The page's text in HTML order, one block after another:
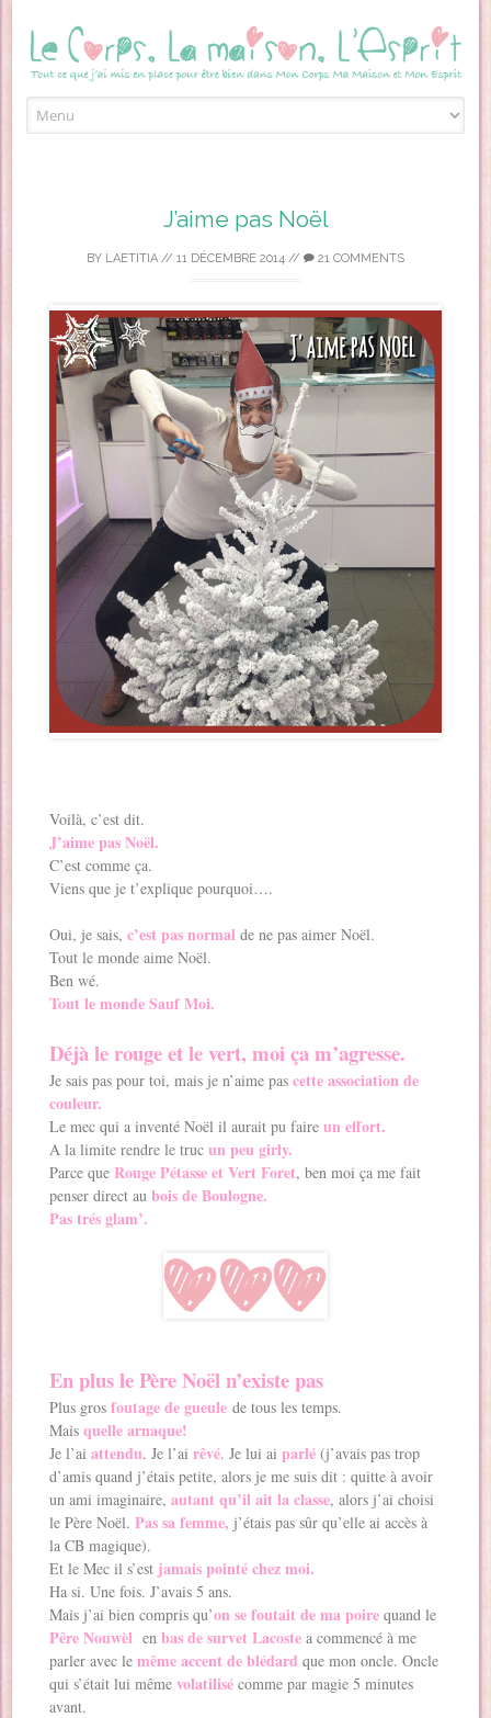
J’aime pas Noël
BY LAETITIA // 11 DÉCEMBRE 2014 // 21 COMMENTS
Voilà, c’est dit.
J’aime pas Noël.
C’est comme ça.
Viens que je t’explique pourquoi….
Oui, je sais, c’est pas normal de ne pas aimer Noël.
Tout le monde aime Noël.
Ben wé.
Tout le monde Sauf Moi.
Déjà le rouge et le vert, moi ça m’agresse.
Je sais pas pour toi, mais je n’aime pascette association de
couleur.
Le mec qui a inventé Noël il aurait pu faireun effort.
A la limite rendre le trucun peu girly.
Parce queRouge Pétasse et Vert Foret, ben moi ça me fait
penser direct aubois de Boulogne.
Pas trés glam’.
En plus le Père Noël n’existe pas
Plus gros foutage de gueule de tous les temps.
Mais quelle arnaque!
Je l’aiattendu. Je l’airêvé. Je lui aiparlé (j’avais pas trop
d’amis quand j’étais petite, alors je me suis dit : quitte à avoir
un ami imaginaire,autant qu’il ait la classe, alors j’ai choisi
le Père Noël.Pas sa femme, j’étais pas sûr qu’elle ai accès à
la CB magique).
Et le Mec il s’est jamais pointé chez moi.
Ha si. Une fois. J’avais 5 ans.
Mais j’ai bien compris qu’on se foutait de ma poire quand le
Pêre Nouwèl enbas de survet Lacoste a commencé à me
parler avec lemême accent de blédard que mon oncle. Oncle
qui s’était lui mêmevolatilisé comme par magie 5 minutes
avant.